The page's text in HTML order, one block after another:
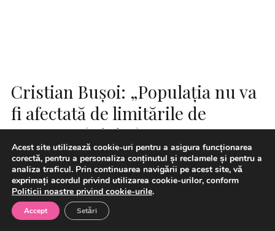
Cristian Bușoi: „Populația nu va
fi afectată de limitările de
consum” (Digi24)
Acest site utilizează cookie-uri pentru a asigura funcționarea
corectă, pentru a personaliza conținutul și reclamele și pentru a
analiza traficul. Prin continuarea navigării pe acest site, vă
exprimați acordul privind utilizarea cookie-urilor, conform
Politicii noastre privind cookie-urile.
Accept Setări